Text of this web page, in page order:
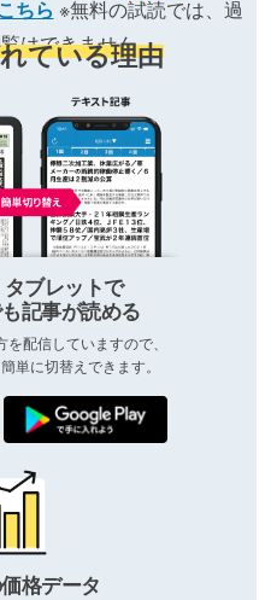
こちら ※無料の試読では、過
はできません
ている理由
ブレットで
記事が読める
配信していますので、
単に切替えできます。
格データ